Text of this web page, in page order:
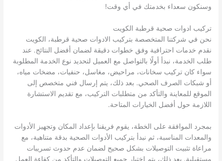
وسنكون سعداء بخدمتك في أي وقت!
تركيب ادوات صحية قرطبة الكويت
نحن في شركتنا المتخصصة بتركيب الادوات صحية قرطبة، الكويت
نقدم خدمات احترافية وفق خطوات دقيقة لضمان أفضل النتائج. عند
طلب الخدمة، نبدأ أولًا بالتواصل مع العميل لتحديد نوع الخدمة المطلوبة
سواء كان تركيب سخانات، مراحيض، مغاسل، حنفيات، مضخات مياه،
أو شبكات الصرف الصحي. بعد ذلك، يتم إرسال فني متخصص إلى
الموقع للمعاينة والتأكد من متطلبات التركيب، مع تقديم الاستشارة
اللازمة حول أفضل الخيارات المتاحة.
بمجرد الموافقة على الخطة، يقوم فريقنا بإعداد المكان وتجهيز الأدوات
والمعدات المناسبة، ثم نبدأ بتركيب الأدوات الصحية بدقة متناهية، مع
مراعاة تثبيت التوصيلات بشكل صحيح لضمان عدم حدوث تسريبات
مستقبلية. بعد ذلك، يتم اختبار جميع التوصيلات والتأكد من كفاءة العمل